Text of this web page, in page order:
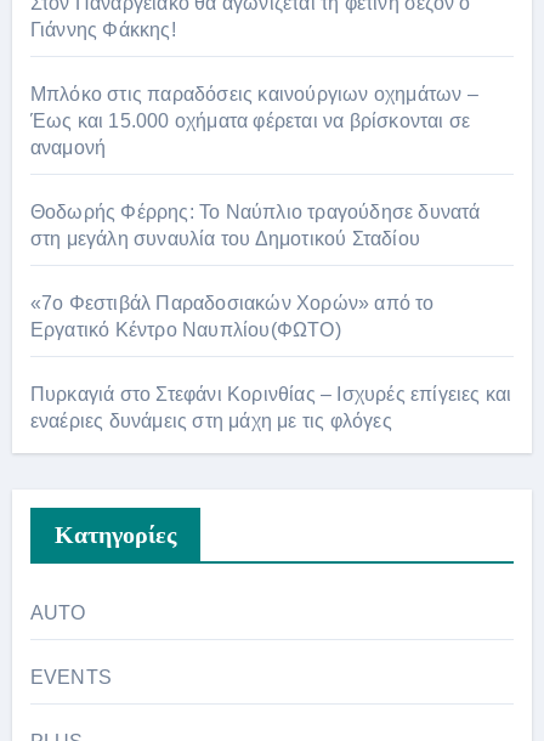
Γιάννης Φάκκης!
Μπλόκο στις παραδόσεις καινούργιων οχημάτων –
Έως και 15.000 οχήματα φέρεται να βρίσκονται σε
αναμονή
Θοδωρής Φέρρης: Το Ναύπλιο τραγούδησε δυνατά
στη μεγάλη συναυλία του Δημοτικού Σταδίου
«7ο Φεστιβάλ Παραδοσιακών Χορών» από το
Εργατικό Κέντρο Ναυπλίου(ΦΩΤΟ)
Πυρκαγιά στο Στεφάνι Κορινθίας – Ισχυρές επίγειες και
εναέριες δυνάμεις στη μάχη με τις φλόγες
Kατηγορίες
AUTO
EVENTS